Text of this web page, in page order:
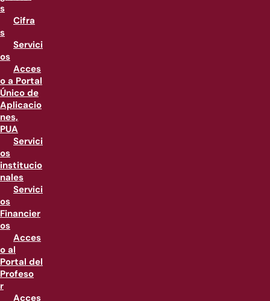
s
Cifra
s
Servici
os
Acces
o a Portal
Único de
Aplicacio
nes,
PUA
Servici
os
institucio
nales
Servici
os
Financier
os
Acces
o al
Portal del
Profeso
r
Acces